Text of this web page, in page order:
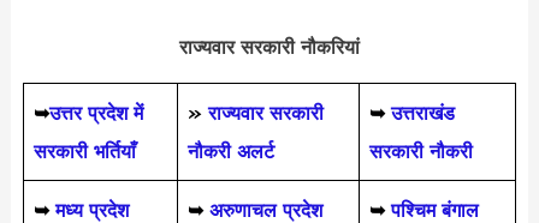
राज्यवार सरकारी नौकरियां
➥उत्तर प्रदेश में
सरकारी भर्तियाँ
»राज्यवार सरकारी
नौकरी अलर्ट
➥ उत्तराखंड
सरकारी नौकरी
➥ मध्य प्रदेश
➥ अरुणाचल प्रदेश
➥ पश्चिम बंगाल